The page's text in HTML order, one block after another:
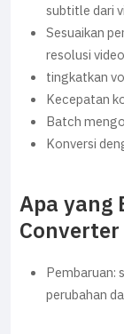
subtitle dari
Sesuaikan
resolusi
tingkatkan
Kecepatan
Batch
Konversi
Apa yang
Pembaruan:
perubahan